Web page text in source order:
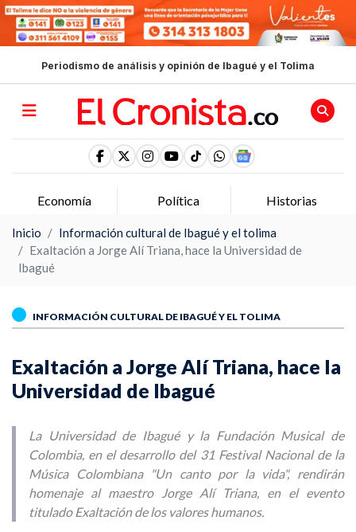
Periodismo de análisis y opinión de Ibagué y el Tolima
Economía Política Historias
Inicio
Información cultural de Ibagué y el tolima
Exaltación a Jorge Alí Triana, hace la Universidad de
Ibagué
INFORMACIÓN CULTURAL DE IBAGUÉ Y EL TOLIMA
Exaltación a Jorge Alí Triana, hace la
Universidad de Ibagué
La Universidad de Ibagué y la Fundación Musical de
Colombia, en el desarrollo del 31 Festival Nacional de la
Música Colombiana "Un canto por la vida", rendirán
homenaje al maestro Jorge Alí Triana, en el evento
titulado Exaltación de los valores humanos.